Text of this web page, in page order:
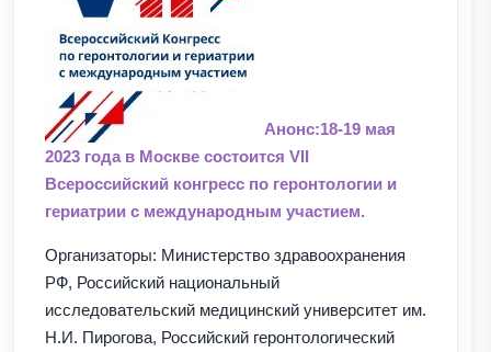
Анонс:18-19 мая
2023 года в Москве состоится VII
Всероссийский конгресс по геронтологии и
гериатрии с международным участием.
Организаторы: Министерство здравоохранения
РФ, Российский национальный
исследовательский медицинский университет им.
Н.И. Пирогова, Российский геронтологический